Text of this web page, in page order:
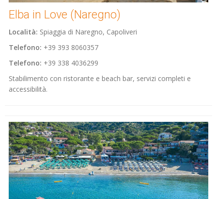
Elba in Love (Naregno)
Località: Spiaggia di Naregno, Capoliveri
Telefono: +39 393 8060357
Telefono: +39 338 4036299
Stabilimento con ristorante e beach bar, servizi completi e
accessibilità.